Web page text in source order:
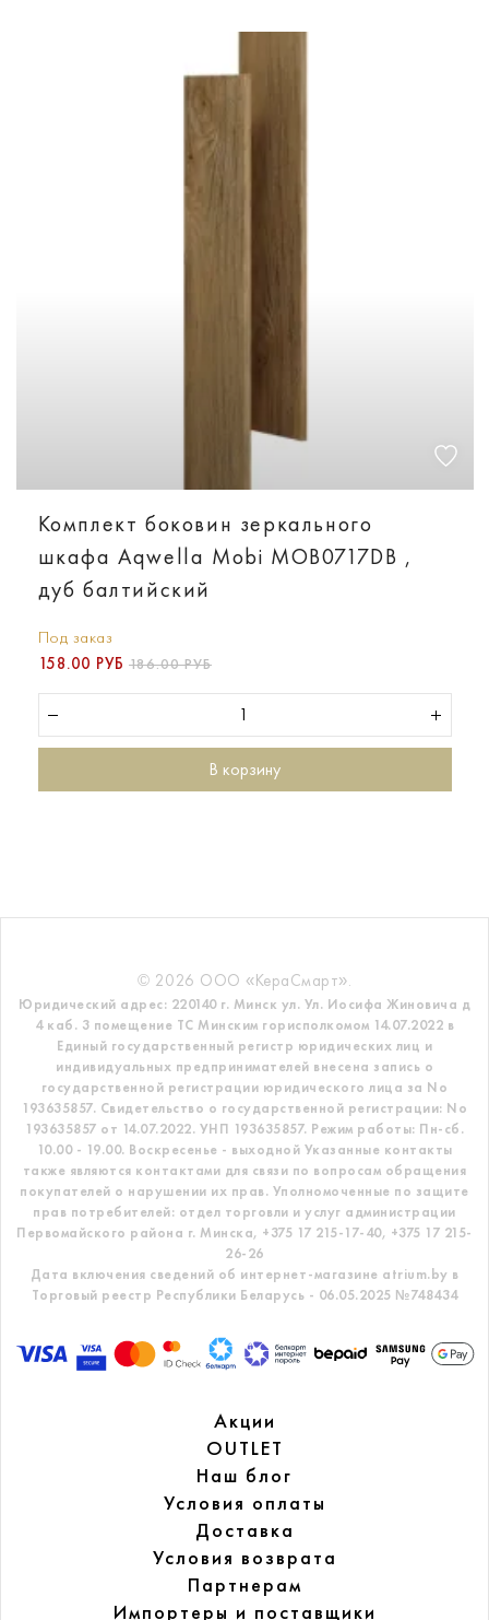
Комплект боковин зеркального
шкафа Aqwella Mobi MOB0717DB ,
дуб балтийский
Под заказ
158.00 РУБ 186.00 РУБ
В корзину
© 2026 ООО «КераСмарт».
Юридический адрес: 220140 г. Минск ул. Ул. Иосифа Жиновича д
4 каб. 3 помещение ТС Минским горисполкомом 14.07.2022 в
Единый государственный регистр юридических лиц и
индивидуальных предпринимателей внесена запись о
государственной регистрации юридического лица за No
193635857. Свидетельство о государственной регистрации: No
193635857 от 14.07.2022. УНП 193635857. Режим работы: Пн-сб.
10.00 - 19.00. Воскресенье - выходной Указанные контакты
также являются контактами для связи по вопросам обращения
покупателей о нарушении их прав. Уполномоченные по защите
прав потребителей: отдел торговли и услуг администрации
Первомайского района г. Минска, +375 17 215-17-40, +375 17 215-
26-26
Дата включения сведений об интернет-магазине atrium.by в
Торговый реестр Республики Беларусь - 06.05.2025 №748434
Акции
OUTLET
Наш блог
Условия оплаты
Доставка
Условия возврата
Партнерам
Импортеры и поставщики